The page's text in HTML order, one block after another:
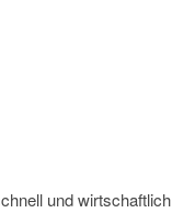
und wirtschaftlich